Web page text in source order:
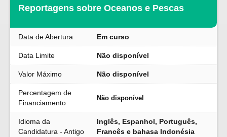
Reportagens sobre Oceanos e Pescas
Data de Abertura Em curso
Data Limite Não disponível
Valor Máximo Não disponível
Percentagem de
Financiamento
Não disponível
Idioma da
Candidatura - Antigo
Inglês, Espanhol, Português,
Francês e bahasa Indonésia